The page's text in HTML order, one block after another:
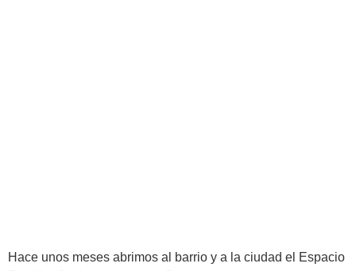
Hace unos meses abrimos al barrio y a la ciudad el Espacio